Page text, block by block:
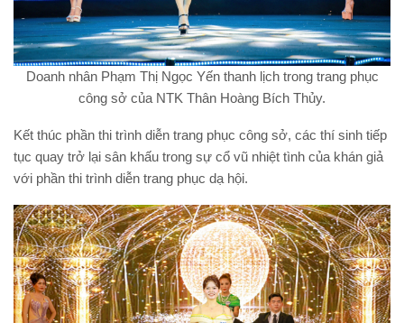
Doanh nhân Phạm Thị Ngọc Yến thanh lịch trong trang phục
công sở của NTK Thân Hoàng Bích Thủy.
Kết thúc phần thi trình diễn trang phục công sở, các thí sinh tiếp
tục quay trở lại sân khấu trong sự cổ vũ nhiệt tình của khán giả
với phần thi trình diễn trang phục dạ hội.